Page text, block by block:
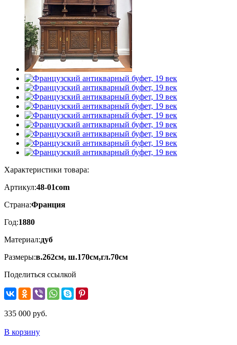
Характеристики товара:
Артикул:48-01com
Страна:Франция
Год:1880
Материал:дуб
Размеры:в.262см, ш.170см,гл.70см
Поделиться ссылкой
335 000 руб.
В корзину